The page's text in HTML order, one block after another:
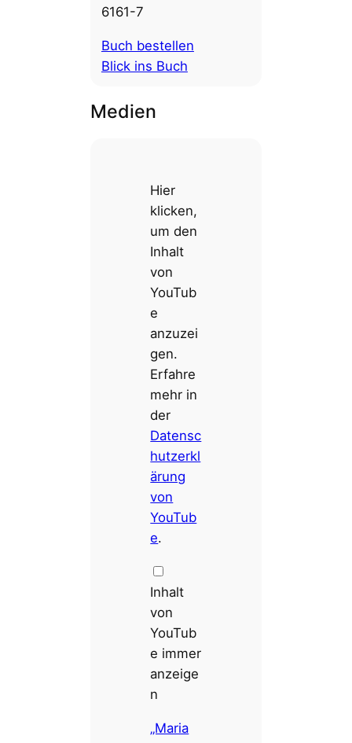
6161-7
Buch bestellen
Blick ins Buch
Medien
„
M
a
i
a
H
o
f
s
ä
t
e
r
—
a
i
e
J
a
h
o
d
a
i
n
H
“
v
o
Y
u
T
u
b
Hier
klicken,
um den
Inhalt
von
YouTub
e
anzuzei
gen.
Erfahre
mehr in
der
Datensc
hutzerkl
ärung
von
YouTub
e.
Inhalt
von
YouTub
e immer
anzeige
n
„Maria